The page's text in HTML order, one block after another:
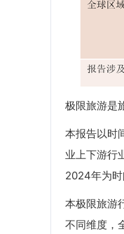
极限旅游是
本报告以时
业上下游行
2024年为时
本极限旅游
不同维度，